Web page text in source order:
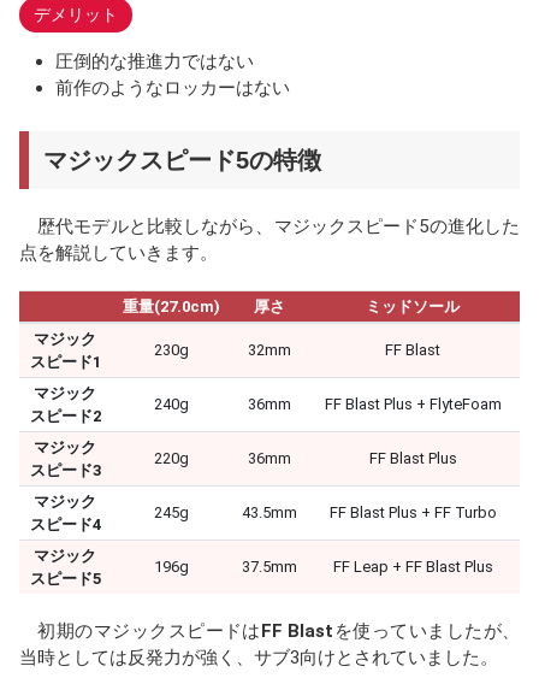
デメリット
圧倒的な推進力ではない
前作のようなロッカーはない
マジックスピード5の特徴
歴代モデルと比較しながら、マジックスピード5の進化した
点を解説していきます。
重量(27.0cm) 厚さ
ミッドソール
マジック
スピード1
230g 32mm FF Blast
マジック
スピード2
240g 36mm FF Blast Plus + FlyteFoam
マジック
スピード3
220g 36mm FF Blast Plus
マジック
スピード4
245g 43.5mm FF Blast Plus + FF Turbo
マジック
スピード5
196g 37.5mm FF Leap + FF Blast Plus
初期のマジックスピードはFF Blast を使っていましたが、
当時としては反発力が強く、サブ3向けとされていました。